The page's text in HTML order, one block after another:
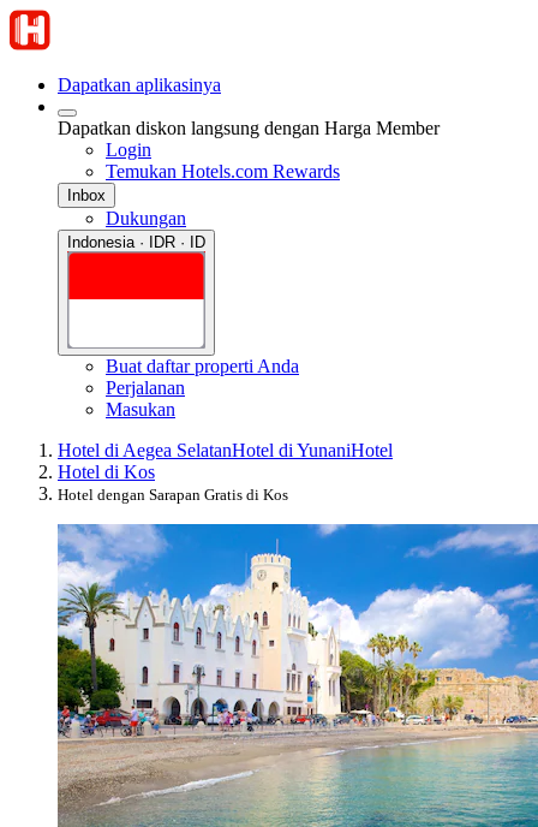
Dapatkan aplikasinya
Dapatkan diskon langsung dengan Harga Member
Login
Temukan Hotels.com Rewards
Inbox
Dukungan
Indonesia · IDR · ID
Buat daftar properti Anda
Perjalanan
Masukan
Hotel di Aegea SelatanHotel di YunaniHotel
Hotel di Kos
Hotel dengan Sarapan Gratis di Kos